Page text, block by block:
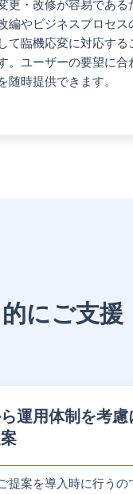
更・改修が容易である
編やビジネスプロセス
て臨機応変に対応する
。ユーザーの要望に合
随時提供できます。
にご支援
運用体制を考慮
提案を導入時に行うの